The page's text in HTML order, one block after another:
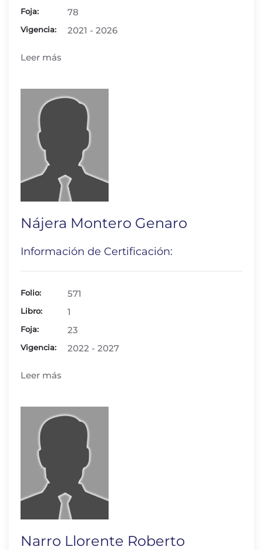
Foja: 78
Vigencia: 2021 - 2026
Leer más
Nájera Montero Genaro
Información de Certificación:
Folio: 571
Libro: 1
Foja: 23
Vigencia: 2022 - 2027
Leer más
Narro Llorente Roberto